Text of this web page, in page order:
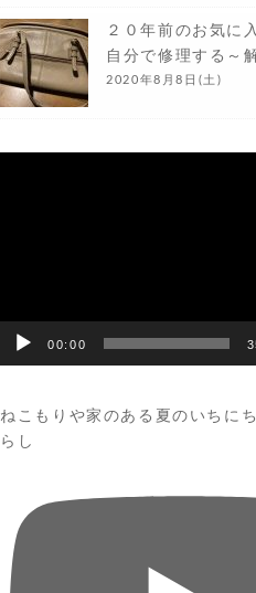
２０年前のお気に
自分で修理する～
2020年8月8日(土)
00:00
ねこもりや家のある夏のいちに
らし